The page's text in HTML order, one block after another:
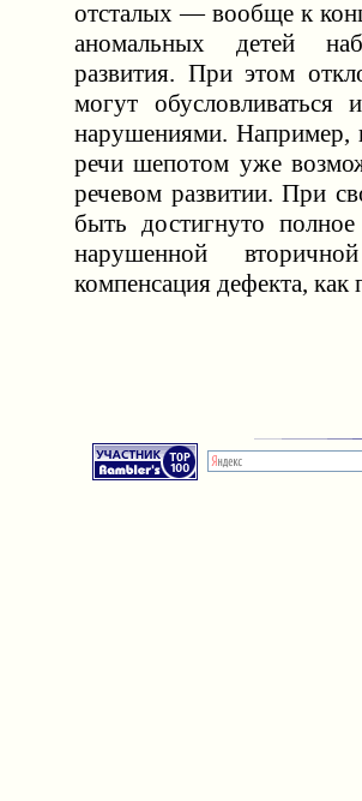
отсталых — вообще к
аномальных детей
развития. При этом
могут обусловливаться
нарушениями. Например,
речи шепотом уже
речевом развитии. При
быть достигнуто
нарушенной
компенсация дефекта, как